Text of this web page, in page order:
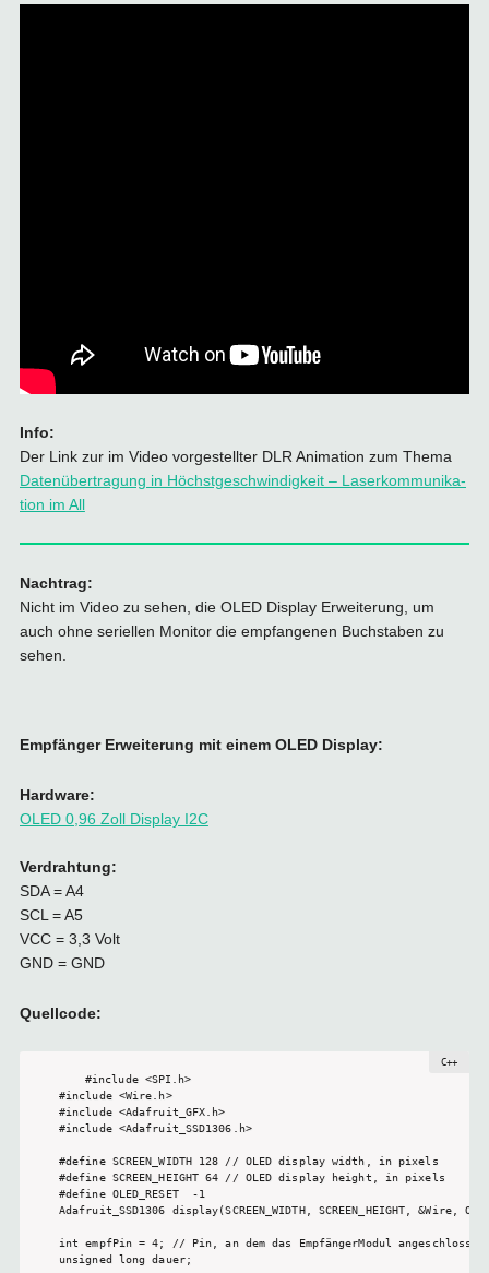
Info:
Der Link zur im Video vorgestellter DLR Animation zum Thema
Da­ten­über­tra­gung in Höchst­ge­schwin­dig­keit – La­ser­kom­mu­ni­ka­
ti­on im All
Nachtrag:
Nicht im Video zu sehen, die OLED Display Erweiterung, um
auch ohne seriellen Monitor die empfangenen Buchstaben zu
sehen.
Empfänger Erweiterung mit einem OLED Display:
Hardware:
OLED 0,96 Zoll Display I2C
Verdrahtung:
SDA = A4
SCL = A5
VCC = 3,3 Volt
GND = GND
Quellcode:
#include <SPI.h>
#include <Wire.h>
#include <Adafruit_GFX.h>
#include <Adafruit_SSD1306.h>
#define SCREEN_WIDTH 128 // OLED display width, in pixels
#define SCREEN_HEIGHT 64 // OLED display height, in pixels
#define OLED_RESET  -1
Adafruit_SSD1306 display(SCREEN_WIDTH, SCREEN_HEIGHT, &Wire,
int empfPin = 4; // Pin, an dem das EmpfängerModul
unsigned long dauer;